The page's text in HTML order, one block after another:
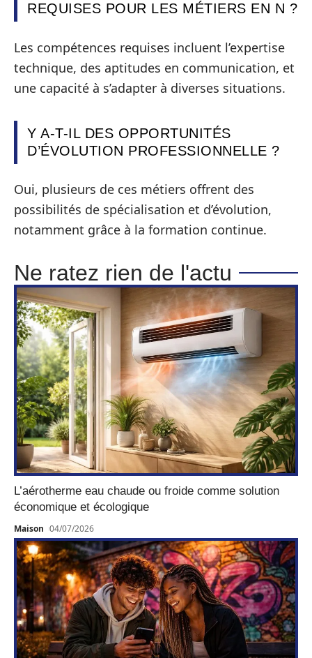
REQUISES POUR LES MÉTIERS EN N ?
Les compétences requises incluent l’expertise
technique, des aptitudes en communication, et
une capacité à s’adapter à diverses situations.
Y A-T-IL DES OPPORTUNITÉS
D’ÉVOLUTION PROFESSIONNELLE ?
Oui, plusieurs de ces métiers offrent des
possibilités de spécialisation et d’évolution,
notamment grâce à la formation continue.
Ne ratez rien de l'actu
L’aérotherme eau chaude ou froide comme solution
économique et écologique
Maison 04/07/2026